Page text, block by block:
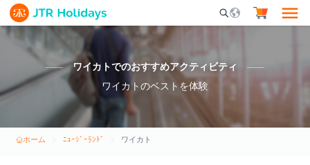
Mobile Search
ワイカトでのおすすめアクティビティ
ワイカトのベストを体験
ホーム ﾆｭｰｼﾞｰﾗﾝﾄﾞ ワイカト